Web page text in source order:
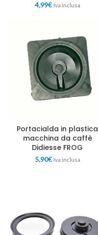
4,99€ Iva inclusa
Portacialda in plastica
macchina da caffè
Didiesse FROG
5,90€ Iva inclusa